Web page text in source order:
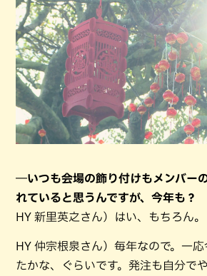
―いつも会場の飾り付けもメンバー
れていると思うんですが、今年も？
HY 新里英之さん）はい、もちろん。
HY 仲宗根泉さん）毎年なので。一
たかな、ぐらいです。発注も自分で